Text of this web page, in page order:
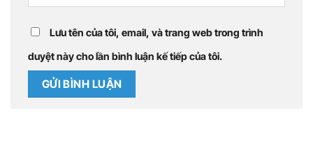
Lưu tên của tôi, email, và trang web trong trình
duyệt này cho lần bình luận kế tiếp của tôi.